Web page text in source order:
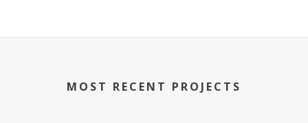
MOST RECENT PROJECTS